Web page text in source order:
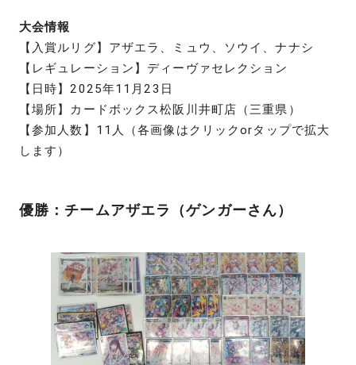
大会情報
【入賞ルリグ】アザエラ、ミュウ、ソウイ、ナナシ
【レギュレーション】ディーヴァセレクション
【日時】2025年11月23日
【場所】カードボックス松阪川井町店（三重県）
【参加人数】11人（各画像はクリックorタップで拡大
します）
優勝：チームアザエラ（ゲンガーさん）